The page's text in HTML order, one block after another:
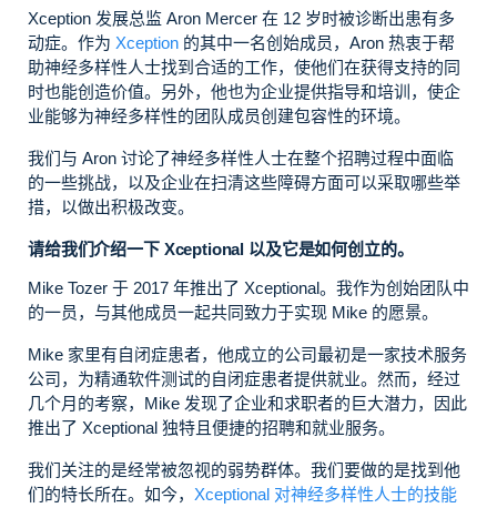
Xception 发展总监 Aron Mercer 在 12 岁时被诊断出患有多
动症。作为 Xception 的其中一名创始成员，Aron 热衷于帮
助神经多样性人士找到合适的工作，使他们在获得支持的同
时也能创造价值。另外，他也为企业提供指导和培训，使企
业能够为神经多样性的团队成员创建包容性的环境。
我们与 Aron 讨论了神经多样性人士在整个招聘过程中面临
的一些挑战，以及企业在扫清这些障碍方面可以采取哪些举
措，以做出积极改变。
请给我们介绍一下 Xceptional 以及它是如何创立的。
Mike Tozer 于 2017 年推出了 Xceptional。我作为创始团队中
的一员，与其他成员一起共同致力于实现 Mike 的愿景。
Mike 家里有自闭症患者，他成立的公司最初是一家技术服务
公司，为精通软件测试的自闭症患者提供就业。然而，经过
几个月的考察，Mike 发现了企业和求职者的巨大潜力，因此
推出了 Xceptional 独特且便捷的招聘和就业服务。
我们关注的是经常被忽视的弱势群体。我们要做的是找到他
们的特长所在。如今， Xceptional 对神经多样性人士的技能